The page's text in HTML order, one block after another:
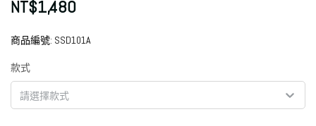
NT$1,480
商品編號: SSD101A
款式
請選擇款式